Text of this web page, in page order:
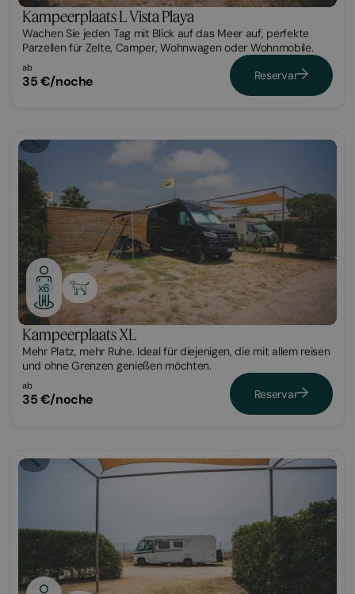
Kampeerplaats L Vista Playa
Wachen Sie jeden Tag mit Blick auf das Meer auf, perfekte
Parzellen für Zelte, Camper, Wohnwagen oder Wohnmobile.
ab
35 €/noche Reservar
Parcela
x6
Kampeerplaats XL
Mehr Platz, mehr Ruhe. Ideal für diejenigen, die mit allem reisen
und ohne Grenzen genießen möchten.
ab
35 €/noche Reservar
Parcela